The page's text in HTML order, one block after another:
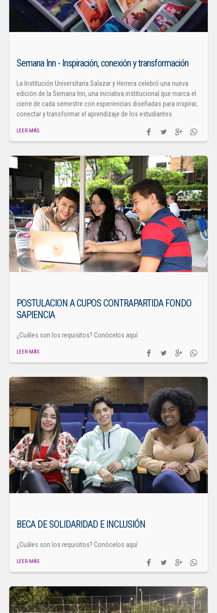
Semana Inn - Inspiración, conexión y transformación
La Institución Universitaria Salazar y Herrera celebró una nueva
edición de la Semana Inn, una iniciativa institucional que marca el
cierre de cada semestre con experiencias diseñadas para inspirar,
conectar y transformar el aprendizaje de los estudiantes.
LEER MÁS
POSTULACION A CUPOS CONTRAPARTIDA FONDO
SAPIENCIA
¿Cuáles son los requisitos? Conócelos aquí
LEER MÁS
BECA DE SOLIDARIDAD E INCLUSIÓN
¿Cuáles son los requisitos? Conócelos aquí
LEER MÁS